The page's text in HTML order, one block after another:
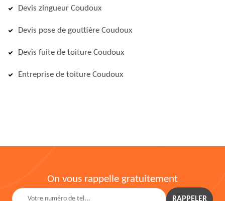
Devis zingueur Coudoux
Devis pose de gouttière Coudoux
Devis fuite de toiture Coudoux
Entreprise de toiture Coudoux
On vous rappelle gratuitement